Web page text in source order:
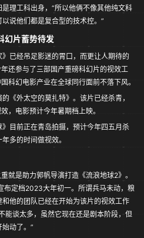
理工科出身，“所以他俩不像其他纯文科
说他们都是复合型的技术控。”
幻片蓄势待发
已经吊足影迷的胃口，而更让人期待的
还参与了三部国产重磅科幻片的视效工
科幻电影产业在全球同行面前不落下风。
《外太空的莫扎特》。该片已经杀青，
，电影预计今年暑期档上映。
目前正在青岛拍摄，预计今年四五月杀
多的时间做视效。
就是助力郭帆导演打造《流浪地球2》。
布定档2023大年初一。所谓兵马未动，粮
他的团队已经在开始为该片的视效工作
能谈太多，虽然它现在还是剧本阶段，但
动了。”